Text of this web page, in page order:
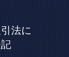
法に